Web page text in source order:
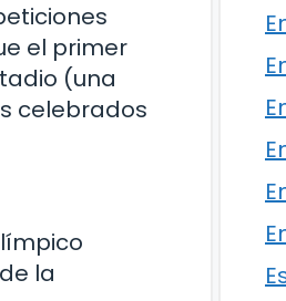
el primer
(una
celebrados
la